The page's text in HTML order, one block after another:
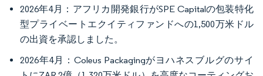
2026年4月：アフリカ開発銀行がSPE Capitalの包装特化
型プライベートエクイティファンドへの1,500万米ドル
の出資を承認しました。
2026年4月：Coleus Packagingがヨハネスブルグのサイ